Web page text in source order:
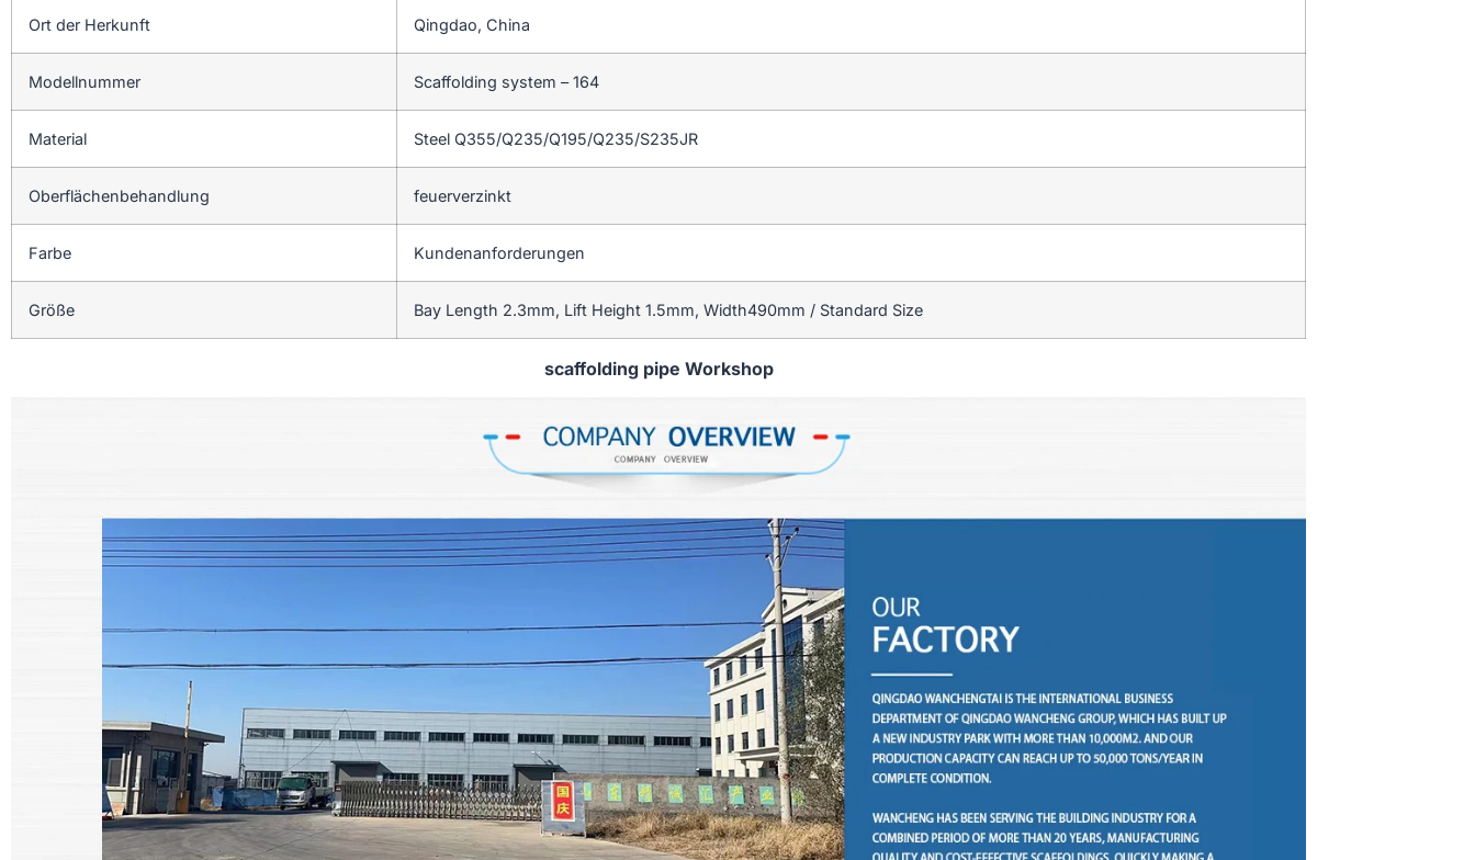
Ort der Herkunft Qingdao, China
Modellnummer Scaffolding system – 164
Material Steel Q355/Q235/Q195/Q235/S235JR
Oberflächenbehandlung feuerverzinkt
Farbe Kundenanforderungen
Größe Bay Length 2.3mm, Lift Height 1.5mm, Width490mm / Standard Size
scaffolding pipe Workshop